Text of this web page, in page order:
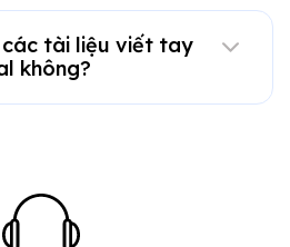
tài liệu viết tay
không?